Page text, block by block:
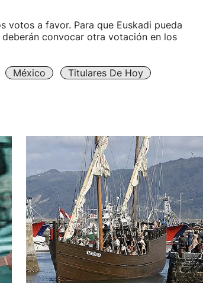
votos a favor. Para que Euskadi pueda
convocar otra votación en los
México Titulares De Hoy